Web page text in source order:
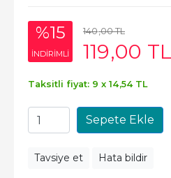
%15
INDIRIMLI
140,00TL
119,00 TL
Taksitli fiyat: 9 x 14,54TL
Sepete Ekle
Tavsiye et Hata bildir